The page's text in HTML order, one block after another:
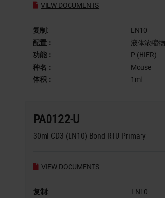
VIEW DOCUMENTS
复制: LN10
配置：
液体浓缩物
功能：
P (HIER)
种名：
Mouse
体积：
1ml
PA0122-U
30ml CD3 (LN10) Bond RTU Primary
VIEW DOCUMENTS
复制: LN10